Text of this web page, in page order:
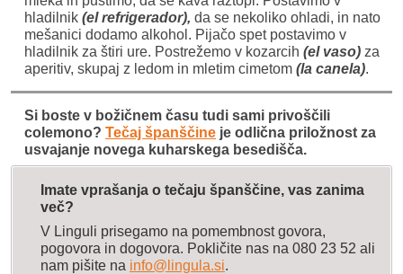
hladilnik (el refrigerador), da se nekoliko ohladi, in nato
mešanici dodamo alkohol. Pijačo spet postavimo v
hladilnik za štiri ure. Postrežemo v kozarcih (el vaso) za
aperitiv, skupaj z ledom in mletim cimetom (la canela).
Si boste v božičnem času tudi sami privoščili
colemono? Tečaj španščine je odlična priložnost za
usvajanje novega kuharskega besedišča.
Imate vprašanja o tečaju španščine, vas zanima
več?
V Linguli prisegamo na pomembnost govora,
pogovora in dogovora. Pokličite nas na 080 23 52 ali
nam pišite na info@lingula.si.